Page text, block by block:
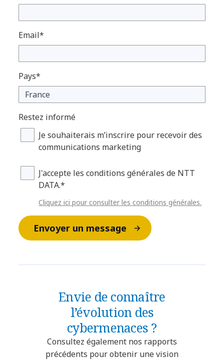
Email*
Pays*
Restez informé
Je souhaiterais m’inscrire pour recevoir des
communications marketing
J'accepte les conditions générales de NTT
DATA.*
Cliquez ici pour consulter les conditions générales.
Envoyer un message
Envie de connaître
l’évolution des
cybermenaces ?
Consultez également nos rapports
précédents pour obtenir une vision